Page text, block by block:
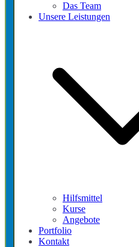
Das Team
Unsere Leistungen
Hilfsmittel
Kurse
Angebote
Portfolio
Kontakt